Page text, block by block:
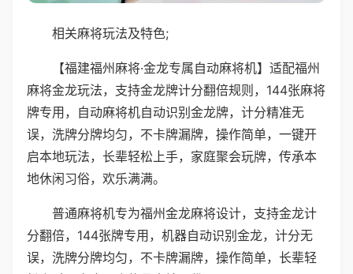
相关麻将玩法及特色;
【福建福州麻将·金龙专属自动麻将机】适配福州
麻将金龙玩法，支持金龙牌计分翻倍规则，144张麻将
牌专用，自动麻将机自动识别金龙牌，计分精准无
误，洗牌分牌均匀，不卡牌漏牌，操作简单，一键开
启本地玩法，长辈轻松上手，家庭聚会玩牌，传承本
地休闲习俗，欢乐满满。
普通麻将机专为福州金龙麻将设计，支持金龙计
分翻倍，144张牌专用，机器自动识别金龙，计分无
误，洗牌分牌均匀，不卡牌漏牌，操作简单，长辈轻